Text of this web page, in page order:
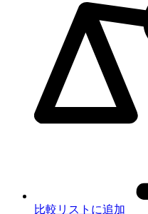
比較リストに追加